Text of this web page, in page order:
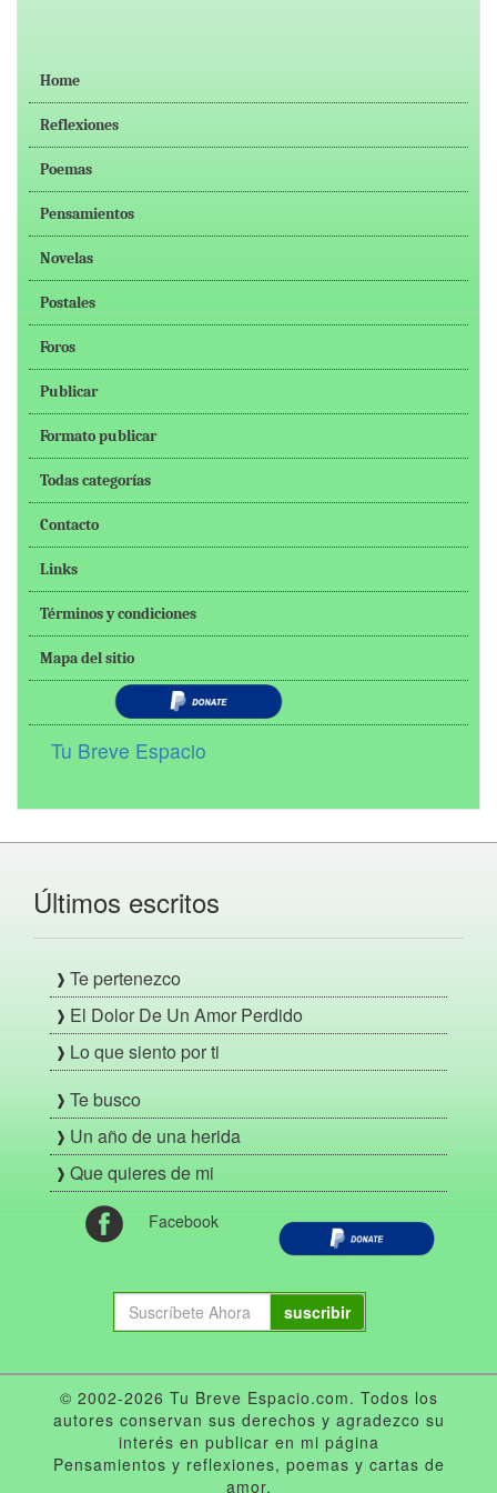
Home
Reflexiones
Poemas
Pensamientos
Novelas
Postales
Foros
Publicar
Formato publicar
Todas categorías
Contacto
Links
Términos y condiciones
Mapa del sitio
Tu Breve Espacio
Últimos escritos
Te pertenezco
El Dolor De Un Amor Perdido
Lo que siento por ti
Te busco
Un año de una herida
Que quieres de mi
Facebook
suscribir
© 2002-2026 Tu Breve Espacio.com. Todos los
autores conservan sus derechos y agradezco su
interés en publicar en mi página
Pensamientos y reflexiones, poemas y cartas de
amor.